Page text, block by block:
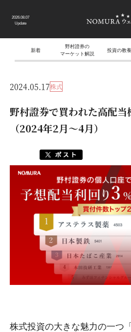
2026.08.07
Update
新着
野村證券の
マーケット解説
投資の教養
2024.05.17株式
野村證券で買われた高配
（2024年2月～4月）
株式投資の大きな魅力の一つ